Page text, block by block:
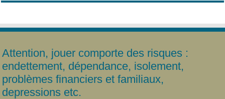
Attention, jouer comporte des risques :
endettement, dépendance, isolement,
problèmes financiers et familiaux,
depressions etc.